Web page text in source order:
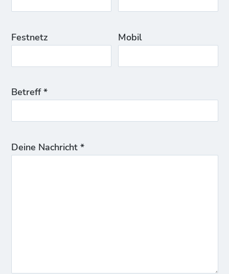
Festnetz Mobil
Betreff *
Deine Nachricht *